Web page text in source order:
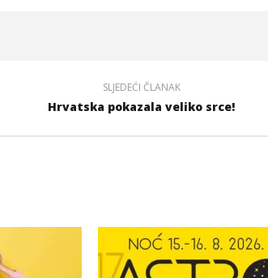
SLJEDEĆI ČLANAK
Hrvatska pokazala veliko srce!